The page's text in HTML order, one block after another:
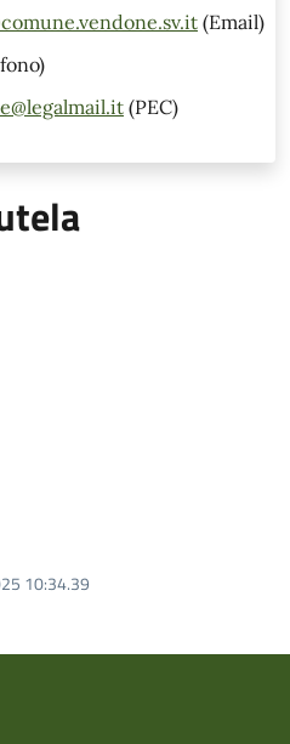
(Email)
(PEC)
10:34.39